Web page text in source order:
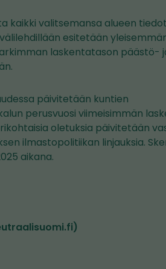
kaikki valitsemansa alueen
esitetään
laskentatason päästö-
päivitetään kuntien
perusvuosi viimeisimmän
oletuksia päivitetään
ilmastopolitiikan linjauksia.
aikana.